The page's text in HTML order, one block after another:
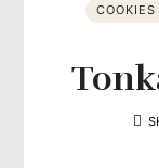
Ihren